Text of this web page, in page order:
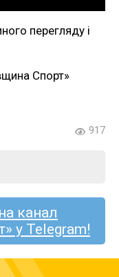
перегляду і
Спорт»
917
канал
у Telegram!